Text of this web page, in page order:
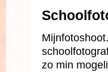
zo min